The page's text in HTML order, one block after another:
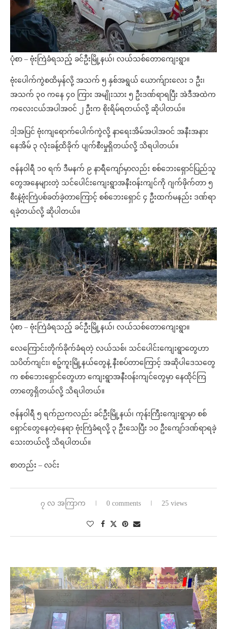
ပုံစာ – ဗုံးကြဲခံရသည့် ခင်ဦးမြို့နယ်၊ လယ်သစ်တောကျေးရွာ။
ဗုံးပေါက်ကွဲစထိမှန်လို့ အသက် ၅ နှစ်အရွယ် ယောက်ျားလေး ၁ ဦး၊
အသက် ၃၀ ကနေ ၄၀ ကြား အမျိုးသား ၅ ဦးဒဏ်ရာရပြီး အဲဒီအထဲက
ကလေးငယ်အပါအဝင် ၂ ဦးက စိုးရိမ်ရတယ်လို့ ဆိုပါတယ်။
ဒါ့အပြင် ဗုံးကျရောက်ပေါက်ကွဲလို့ နာရေးအိမ်အပါအဝင် အနီးအနား
နေအိမ် ၃ လုံးခန့်ထိခိုက် ပျက်စီးမှုရှိတယ်လို့ သိရပါတယ်။
ဇန်နဝါရီ ၁၀ ရက် ဒီမနက် ၉ နာရီကျော်မှာလည်း စစ်ဘေးရှောင်ပြည်သူ
တွေအနေများတဲ့ သင်ပေါင်းကျေးရွာအနီးဝန်းကျင်ကို ဂျက်ဖိုက်တာ ၅
စီးနဲ့ဗုံးကြဲပစ်ခတ်ခဲ့တာကြောင့် စစ်ဘေးရှောင် ၄ ဦးထက်မနည်း ဒဏ်ရာ
ရခဲ့တယ်လို့ ဆိုပါတယ်။
ပုံစာ – ဗုံးကြဲခံရသည့် ခင်ဦးမြို့နယ်၊ လယ်သစ်တောကျေးရွာ။
လေကြောင်းတိုက်ခိုက်ခံရတဲ့ လယ်သစ်၊ သင်ပေါင်းကျေးရွာတွေဟာ
သပိတ်ကျင်း၊ စဉ့်ကူးမြို့နယ်တွေနဲ့ နီးစပ်တာကြောင့် အဆိုပါဒေသတွေ
က စစ်ဘေးရှောင်တွေဟာ ကျေးရွာအနီးဝန်းကျင်တွေမှာ နေထိုင်ကြ
တာတွေရှိတယ်လို့ သိရပါတယ်။
ဇန်နဝါရီ ၅ ရက်ညကလည်း ခင်ဦးမြို့နယ်၊ ကုန်းကြီးကျေးရွာမှာ စစ်
ရှောင်တွေနေတဲ့နေရာ ဗုံးကြဲခံရလို့ ၃ ဦးသေပြီး ၁၀ ဦးကျော်ဒဏ်ရာရခဲ့
သေးတယ်လို့ သိရပါတယ်။
စာတည်း – လင်း
၇ လ အကြာက 0 comments 25 views